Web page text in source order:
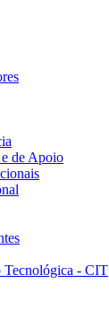
de Apoio
Tecnológica - CIT